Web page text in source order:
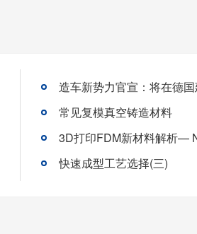
造车新势力官宣：将在德
常见复模真空铸造材料
3D打印FDM新材料解析—
快速成型工艺选择(三)